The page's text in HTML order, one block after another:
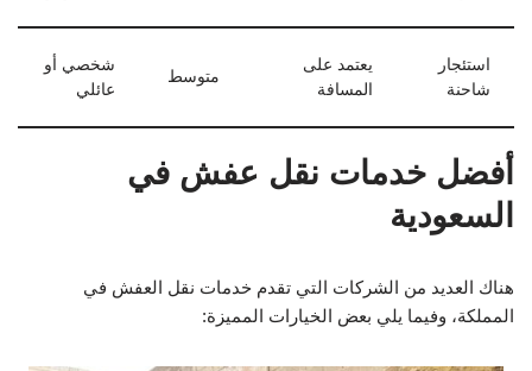
استئجار
شاحنة
يعتمد على
المسافة
متوسط
شخصي أو
عائلي
أفضل خدمات نقل عفش في
السعودية
هناك العديد من الشركات التي تقدم خدمات نقل العفش في
المملكة، وفيما يلي بعض الخيارات المميزة: